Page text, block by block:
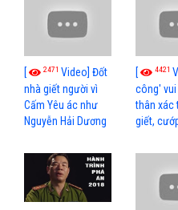
[ 2471 Video] Đốt
nhà giết người vì
Cấm Yêu ác như
Nguyễn Hải Dương
[ 4421
công' vui
thân xác
giết,